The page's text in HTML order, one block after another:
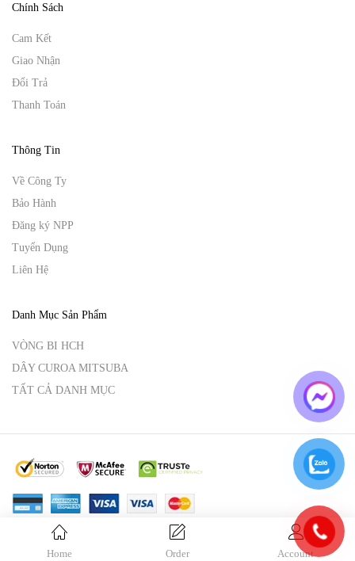
Home Order Account
Chính Sách
Cam Kết
Giao Nhận
Đổi Trả
Thanh Toán
Thông Tin
Về Công Ty
Bảo Hành
Đăng ký NPP
Tuyển Dụng
Liên Hệ
Danh Mục Sản Phẩm
VÒNG BI HCH
DÂY CUROA MITSUBA
TẤT CẢ DANH MỤC
© Copyright 2025 Vina Hoàng An.By